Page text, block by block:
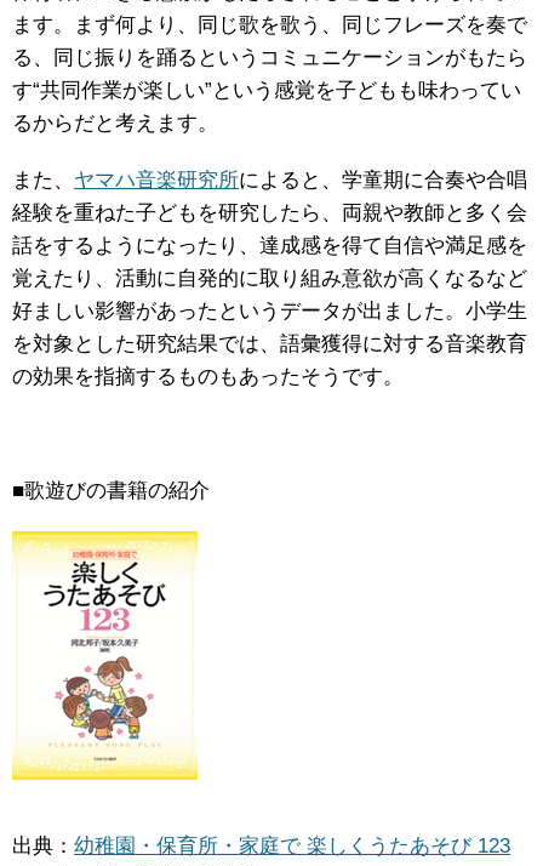
ます。まず何より、同じ歌を歌う、同じフレーズを奏で
る、同じ振りを踊るというコミュニケーションがもたら
す“共同作業が楽しい”という感覚を子どもも味わってい
るからだと考えます。
また、 ヤマハ音楽研究所によると、学童期に合奏や合唱
経験を重ねた子どもを研究したら、両親や教師と多く会
話をするようになったり、達成感を得て自信や満足感を
覚えたり、活動に自発的に取り組み意欲が高くなるなど
好ましい影響があったというデータが出ました。小学生
を対象とした研究結果では、語彙獲得に対する音楽教育
の効果を指摘するものもあったそうです。
■歌遊びの書籍の紹介
出典： 幼稚園・保育所・家庭で 楽しくうたあそび 123